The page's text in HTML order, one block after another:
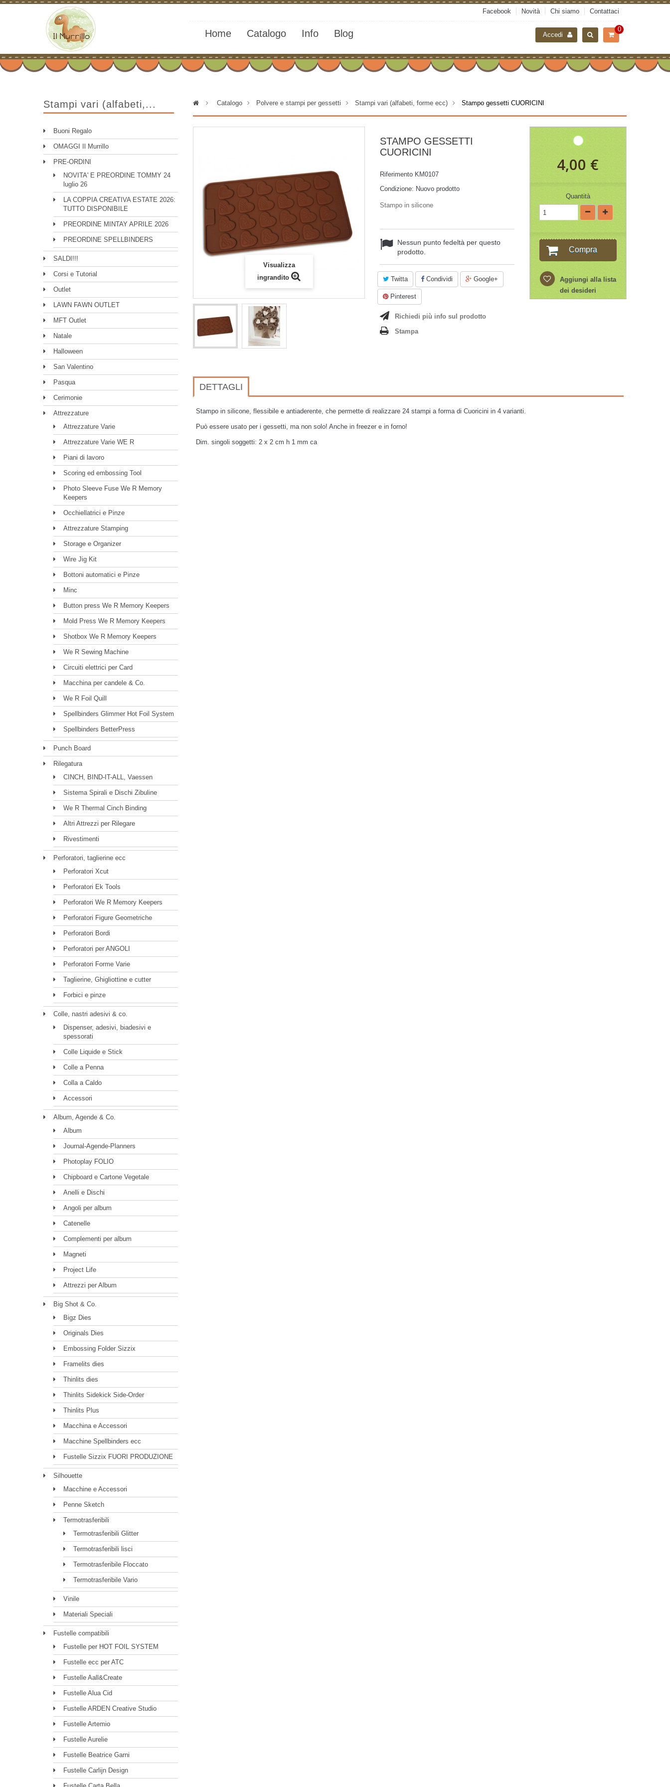
Facebook Novità Chi siamo Contattaci
0
Home Catalogo Info Blog Accedi
Stampi vari (alfabeti,...
Buoni Regalo
OMAGGI Il Murrillo
PRE-ORDINI
NOVITA' E PREORDINE TOMMY 24
luglio 26
LA COPPIA CREATIVA ESTATE 2026:
TUTTO DISPONIBILE
PREORDINE MINTAY APRILE 2026
PREORDINE SPELLBINDERS
SALDI!!!
Corsi e Tutorial
Outlet
LAWN FAWN OUTLET
MFT Outlet
Natale
Halloween
San Valentino
Pasqua
Cerimonie
Attrezzature
Attrezzature Varie
Attrezzature Varie WE R
Piani di lavoro
Scoring ed embossing Tool
Photo Sleeve Fuse We R Memory
Keepers
Occhiellatrici e Pinze
Attrezzature Stamping
Storage e Organizer
Wire Jig Kit
Bottoni automatici e Pinze
Minc
Button press We R Memory Keepers
Mold Press We R Memory Keepers
Shotbox We R Memory Keepers
We R Sewing Machine
Circuiti elettrici per Card
Macchina per candele & Co.
We R Foil Quill
Spellbinders Glimmer Hot Foil System
Spellbinders BetterPress
Punch Board
Rilegatura
CINCH, BIND-IT-ALL, Vaessen
Sistema Spirali e Dischi Zibuline
We R Thermal Cinch Binding
Altri Attrezzi per Rilegare
Rivestimenti
Perforatori, taglierine ecc
Perforatori Xcut
Perforatori Ek Tools
Perforatori We R Memory Keepers
Perforatori Figure Geometriche
Perforatori Bordi
Perforatori per ANGOLI
Perforatori Forme Varie
Taglierine, Ghigliottine e cutter
Forbici e pinze
Colle, nastri adesivi & co.
Dispenser, adesivi, biadesivi e
spessorati
Colle Liquide e Stick
Colle a Penna
Colla a Caldo
Accessori
Album, Agende & Co.
Album
Journal-Agende-Planners
Photoplay FOLIO
Chipboard e Cartone Vegetale
Anelli e Dischi
Angoli per album
Catenelle
Complementi per album
Magneti
Project Life
Attrezzi per Album
Big Shot & Co.
Bigz Dies
Originals Dies
Embossing Folder Sizzix
Framelits dies
Thinlits dies
Thinlits Sidekick Side-Order
Thinlits Plus
Macchina e Accessori
Macchine Spellbinders ecc
Fustelle Sizzix FUORI PRODUZIONE
Silhouette
Macchine e Accessori
Penne Sketch
Termotrasferibili
Termotrasferibili Glitter
Termotrasferibili lisci
Termotrasferibile Floccato
Termotrasferibile Vario
Vinile
Materiali Speciali
Fustelle compatibili
Fustelle per HOT FOIL SYSTEM
Fustelle ecc per ATC
Fustelle Aall&Create
Fustelle Alua Cid
Fustelle ARDEN Creative Studio
Fustelle Artemio
Fustelle Aurelie
Fustelle Beatrice Garni
Fustelle Carlijn Design
> Catalogo > Polvere e stampi per gessetti > Stampi vari (alfabeti, forme ecc) > Stampo gessetti CUORICINI
Visualizza
ingrandito
STAMPO GESSETTI
CUORICINI
Riferimento KM0107
Condizione: Nuovo prodotto
Stampo in silicone
Nessun punto fedeltà per questo
prodotto.
Twitta Condividi Google+
Pinterest
Richiedi più info sul prodotto
Stampa
4,00 €
Quantità
Compra
Aggiungi alla lista
dei desideri
DETTAGLI
Stampo in silicone, flessibile e antiaderente, che permette di realizzare 24 stampi a forma di Cuoricini in 4 varianti.
Può essere usato per i gessetti, ma non solo! Anche in freezer e in forno!
Dim. singoli soggetti: 2 x 2 cm h 1 mm ca